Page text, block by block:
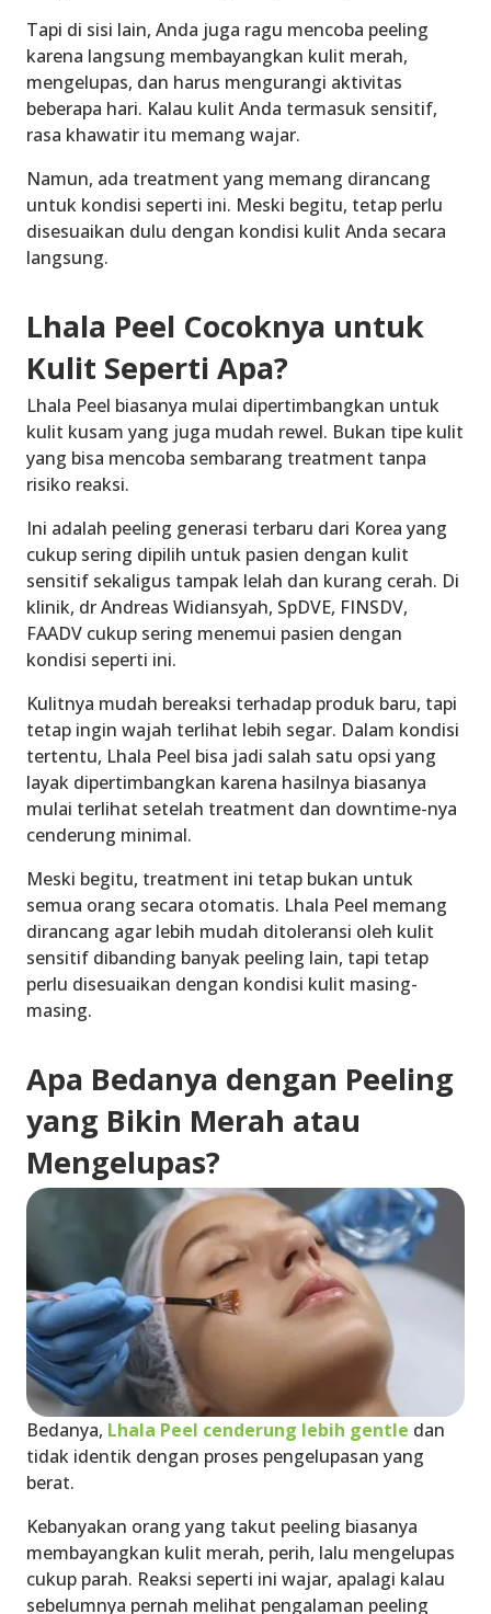
Tapi di sisi lain, Anda juga ragu mencoba peeling
karena langsung membayangkan kulit merah,
mengelupas, dan harus mengurangi aktivitas
beberapa hari. Kalau kulit Anda termasuk sensitif,
rasa khawatir itu memang wajar.
Namun, ada treatment yang memang dirancang
untuk kondisi seperti ini. Meski begitu, tetap perlu
disesuaikan dulu dengan kondisi kulit Anda secara
langsung.
Lhala Peel Cocoknya untuk
Kulit Seperti Apa?
Lhala Peel biasanya mulai dipertimbangkan untuk
kulit kusam yang juga mudah rewel. Bukan tipe kulit
yang bisa mencoba sembarang treatment tanpa
risiko reaksi.
Ini adalah peeling generasi terbaru dari Korea yang
cukup sering dipilih untuk pasien dengan kulit
sensitif sekaligus tampak lelah dan kurang cerah. Di
klinik, dr Andreas Widiansyah, SpDVE, FINSDV,
FAADV cukup sering menemui pasien dengan
kondisi seperti ini.
Kulitnya mudah bereaksi terhadap produk baru, tapi
tetap ingin wajah terlihat lebih segar. Dalam kondisi
tertentu, Lhala Peel bisa jadi salah satu opsi yang
layak dipertimbangkan karena hasilnya biasanya
mulai terlihat setelah treatment dan downtime-nya
cenderung minimal.
Meski begitu, treatment ini tetap bukan untuk
semua orang secara otomatis. Lhala Peel memang
dirancang agar lebih mudah ditoleransi oleh kulit
sensitif dibanding banyak peeling lain, tapi tetap
perlu disesuaikan dengan kondisi kulit masing-
masing.
Apa Bedanya dengan Peeling
yang Bikin Merah atau
Mengelupas?
Bedanya, Lhala Peel cenderung lebih gentle dan
tidak identik dengan proses pengelupasan yang
berat.
Kebanyakan orang yang takut peeling biasanya
membayangkan kulit merah, perih, lalu mengelupas
cukup parah. Reaksi seperti ini wajar, apalagi kalau
sebelumnya pernah melihat pengalaman peeling